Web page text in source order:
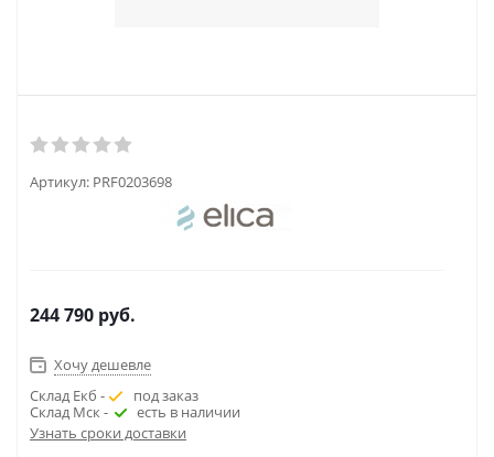
Артикул: PRF0203698
244 790 руб.
Хочу дешевле
Склад Екб -
под заказ
Склад Мск -
есть в наличии
Узнать сроки доставки